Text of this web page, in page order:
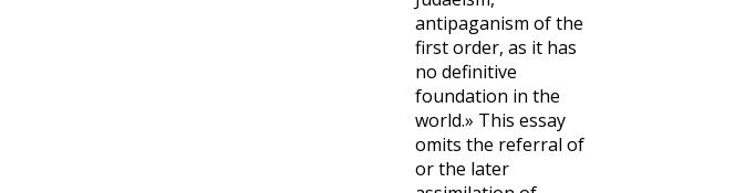
antipaganism of the
first order, as it has
no definitive
foundation in the
world.» This essay
omits the referral of
or the later